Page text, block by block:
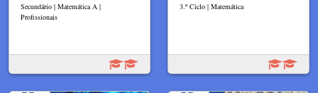
Secundário | Matemática A |
Profissionais
3.º Ciclo | Matemática